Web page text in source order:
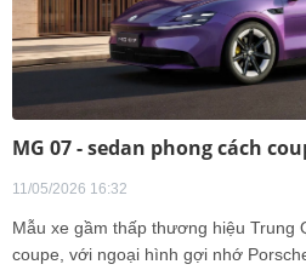
MG 07 - sedan phong cách
11/05/2026 16:32
Mẫu xe gầm thấp thương hiệu Trung
coupe, với ngoại hình gợi nhớ